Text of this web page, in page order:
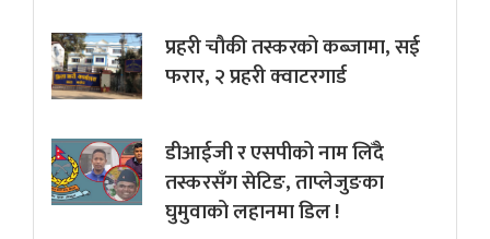
प्रहरी चौकी तस्करको कब्जामा, सई
फरार, २ प्रहरी क्वाटरगार्ड
डीआईजी र एसपीको नाम लिँदै
तस्करसँग सेटिङ, ताप्लेजुङका
घुमुवाको लहानमा डिल !